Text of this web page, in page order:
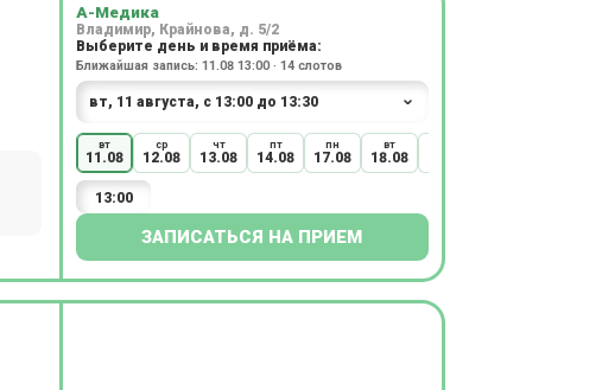
А-Медика
Владимир, Крайнова, д. 5/2
Выберите день и время приёма:
Ближайшая запись: 11.08 13:00 · 14 слотов
вт
11.08
ср
12.08
чт
13.08
пт
14.08
пн
17.08
вт
18.08
13:00
ЗАПИСАТЬСЯ НА ПРИЕМ